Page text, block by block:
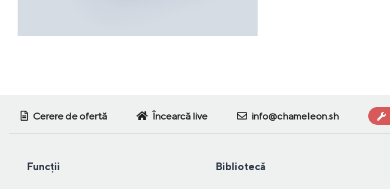
Cerere de ofertă Încearcă live info@chameleon.sh
Funcții Bibliotecă